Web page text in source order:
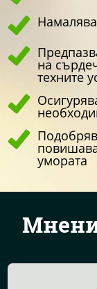
на
техните
умората